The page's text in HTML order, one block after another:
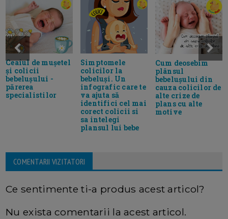
Ceaiul de mușetel
și colicii
bebelușului -
părerea
specialistilor
Simptomele
colicilor la
bebeluși. Un
infografic care te
va ajuta să
identifici cel mai
corect colicii si
sa intelegi
plansul lui bebe
Cum deosebim
plânsul
bebelușului din
cauza colicilor de
alte crize de
plans cu alte
motive
COMENTARII VIZITATORI
Ce sentimente ti-a produs acest articol?
Nu exista comentarii la acest articol.